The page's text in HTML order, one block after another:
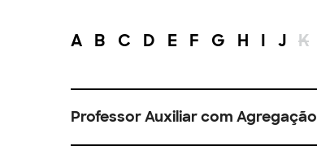
A B C D E F G H I J K
Professor Auxiliar com Agregação